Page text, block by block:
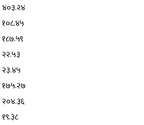
४०३.२४
१०८.४५
१८७.५९
२२.५३
२३.४५
१७५.२७
२०४.३६
१९.३८